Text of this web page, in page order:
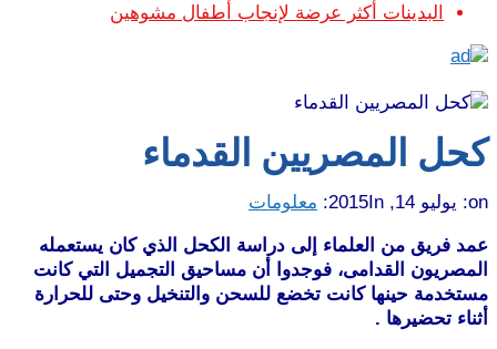
البدينات أكثر عرضة لإنجاب أطفال مشوهين
كحل المصريين القدماء
on: يوليو 14, 2015 In: معلومات
عمد فريق من العلماء إلى دراسة الكحل الذي كان يستعمله
المصريون القدامى، فوجدوا أن مساحيق التجميل التي كانت
مستخدمة حينها كانت تخضع للسحن والتنخيل وحتى للحرارة
أثناء تحضيرها .